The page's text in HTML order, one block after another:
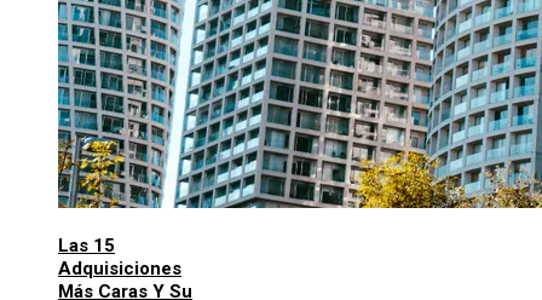
Las 15
Adquisiciones
Más Caras Y Su